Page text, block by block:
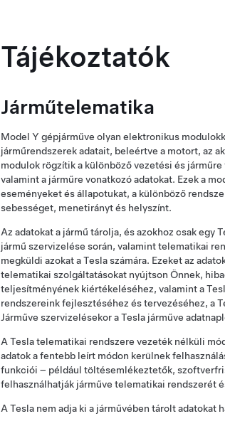
Tájékoztatók
Járműtelematika
Model Y gépjárműve olyan elektronikus
járműrendszerek adatait, beleértve a motort, az
modulok rögzítik a különböző vezetési és
valamint a járműre vonatkozó adatokat. Ezek a
eseményeket és állapotukat, a különböző
sebességet, menetirányt és helyszínt.
Az adatokat a jármű tárolja, és azokhoz csak
jármű szervizelése során, valamint telematikai
megküldi azokat a Tesla számára. Ezeket az
telematikai szolgáltatásokat nyújtson Önnek,
teljesítményének kiértékeléséhez, valamint a
rendszereink fejlesztéséhez és tervezéséhez, a
Járműve szervizelésekor a Tesla járműve
A Tesla telematikai rendszere vezeték nélküli
adatok a fentebb leírt módon kerülnek
funkciói – például töltésemlékeztetők,
felhasználhatják járműve telematikai rendszerét
A Tesla nem adja ki a járművében tárolt adatokat